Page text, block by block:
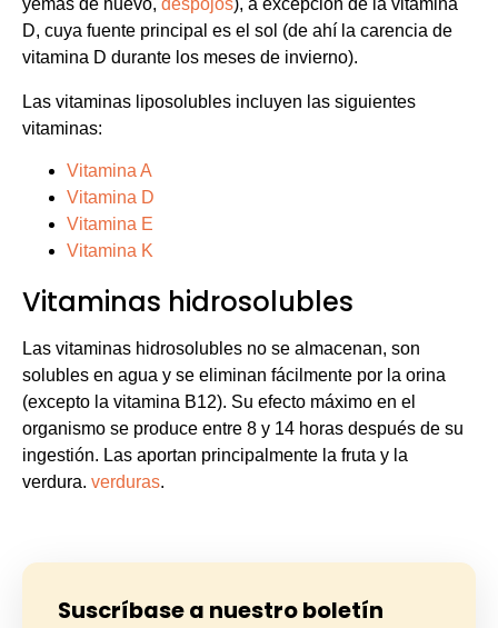
D, cuya fuente principal es el sol (de ahí la carencia de
vitamina D durante los meses de invierno).
Las vitaminas liposolubles incluyen las siguientes
vitaminas:
Vitamina A
Vitamina D
Vitamina E
Vitamina K
Vitaminas hidrosolubles
Las vitaminas hidrosolubles no se almacenan, son
solubles en agua y se eliminan fácilmente por la orina
(excepto la vitamina B12). Su efecto máximo en el
organismo se produce entre 8 y 14 horas después de su
ingestión. Las aportan principalmente la fruta y la
verdura. verduras.
Suscríbase a nuestro boletín